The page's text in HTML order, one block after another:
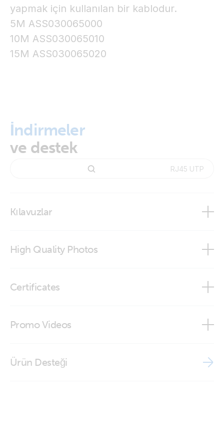
yapmak için kullanılan bir kablodur.
5M ASS030065000
10M ASS030065010
15M ASS030065020
İndirmeler
ve destek
Kılavuzlar
High Quality Photos
Certificates
Promo Videos
Ürün Desteği